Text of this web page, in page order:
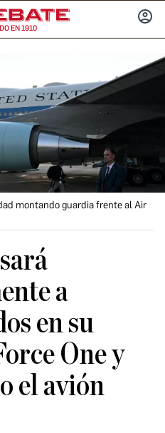
EN 1910
montando guardia frente al Air
a
en su
One y
el avión